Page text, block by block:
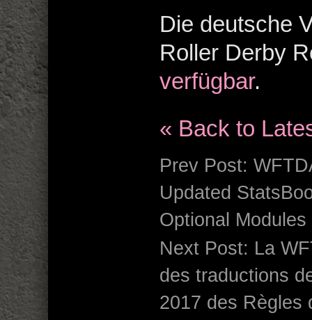
Die deutsche
Roller Derby
verfügbar.
« Back to
Prev Post:
Updated
Optional Modules
Next Post: La
des traductions
2017 des Règles